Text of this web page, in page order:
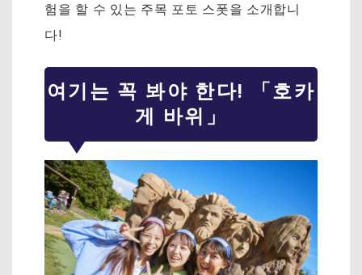
험을 할 수 있는 주목 포토 스폿을 소개합니
다!
여기는 꼭 봐야 한다! 「호카
게 바위」